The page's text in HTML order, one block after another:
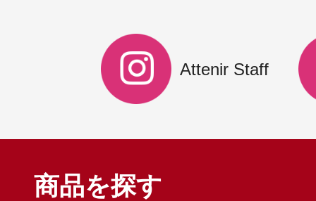
Attenir Staff
商品を探す